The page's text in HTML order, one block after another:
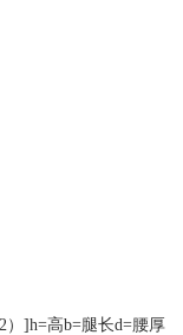
）]h=高b=腿长d=腰厚